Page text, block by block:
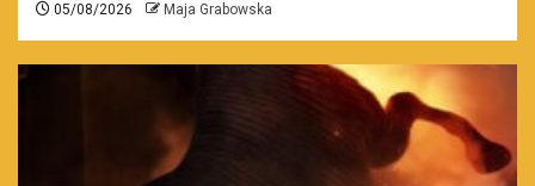
05/08/2026 Maja Grabowska